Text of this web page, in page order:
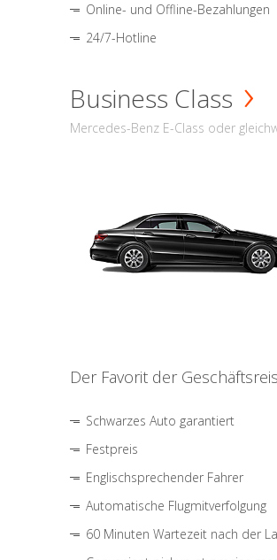
Online- und Offline-Bezahlungen
24/7-Hotline
Business Class
Mercedes-Benz E-Class oder
Der Favorit der
Schwarzes Auto garantiert
Festpreis
Englischsprechender Fahrer
Automatische Flugmitverfolgung
60 Minuten Wartezeit nach der